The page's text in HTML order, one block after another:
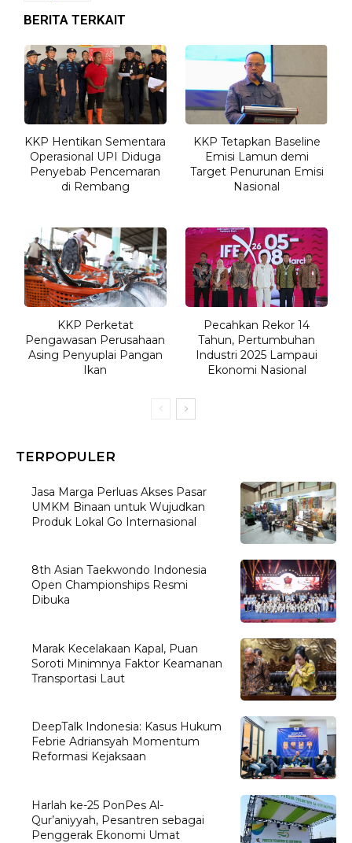
BERITA TERKAIT
KKP Hentikan Sementara
Operasional UPI Diduga
Penyebab Pencemaran
di Rembang
KKP Tetapkan Baseline
Emisi Lamun demi
Target Penurunan Emisi
Nasional
KKP Perketat
Pengawasan Perusahaan
Asing Penyuplai Pangan
Ikan
Pecahkan Rekor 14
Tahun, Pertumbuhan
Industri 2025 Lampaui
Ekonomi Nasional
TERPOPULER
Jasa Marga Perluas Akses Pasar
UMKM Binaan untuk Wujudkan
Produk Lokal Go Internasional
8th Asian Taekwondo Indonesia
Open Championships Resmi
Dibuka
Marak Kecelakaan Kapal, Puan
Soroti Minimnya Faktor Keamanan
Transportasi Laut
DeepTalk Indonesia: Kasus Hukum
Febrie Adriansyah Momentum
Reformasi Kejaksaan
Harlah ke-25 PonPes Al-
Qur’aniyyah, Pesantren sebagai
Penggerak Ekonomi Umat